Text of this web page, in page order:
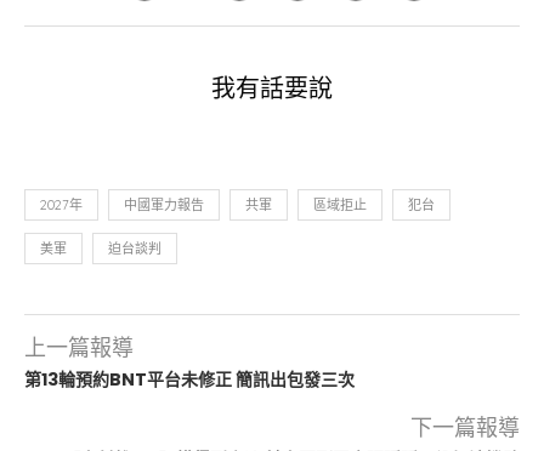
我有話要說
2027年 中國軍力報告 共軍 區域拒止 犯台
美軍 迫台談判
上一篇報導
第13輪預約BNT平台未修正 簡訊出包發三次
下一篇報導